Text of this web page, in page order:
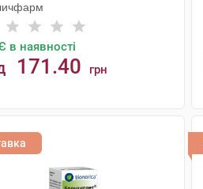
в наявності
171.40 грн